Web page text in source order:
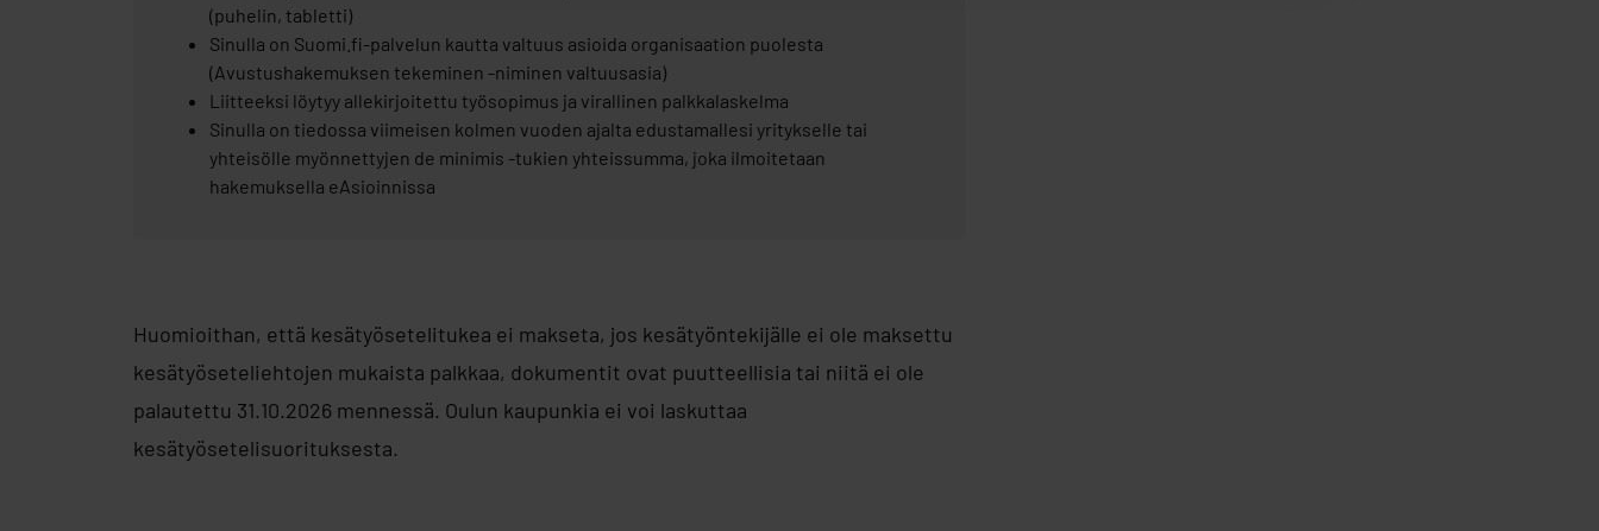
(puhelin, tabletti)
Sinulla on Suomi.fi-palvelun kautta valtuus asioida organisaation puolesta
(Avustushakemuksen tekeminen -niminen valtuusasia)
Liitteeksi löytyy allekirjoitettu työsopimus ja virallinen palkkalaskelma
Sinulla on tiedossa viimeisen kolmen vuoden ajalta edustamallesi yritykselle tai
yhteisölle myönnettyjen de minimis -tukien yhteissumma, joka ilmoitetaan
hakemuksella eAsioinnissa
Huomioithan, että kesätyösetelitukea ei makseta, jos kesätyöntekijälle ei ole maksettu
kesätyöseteliehtojen mukaista palkkaa, dokumentit ovat puutteellisia tai niitä ei ole
palautettu 31.10.2026 mennessä. Oulun kaupunkia ei voi laskuttaa
kesätyösetelisuorituksesta.